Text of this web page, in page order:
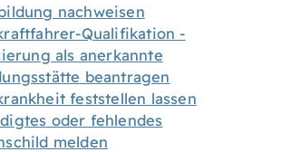
nachweisen
Qualifikation -
als anerkannte
beantragen
feststellen lassen
oder fehlendes
melden